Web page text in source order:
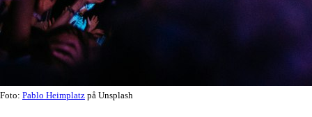
Foto: Pablo Heimplatz på Unsplash